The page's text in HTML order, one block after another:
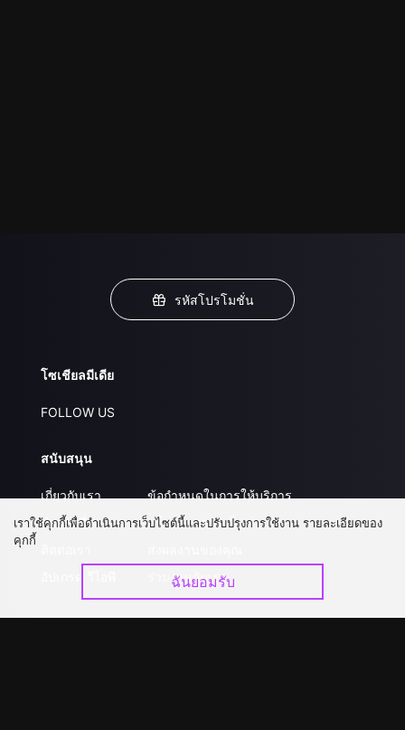
รหัสโปรโมชั่น
โซเชียลมีเดีย
FOLLOW US
สนับสนุน
เกี่ยวกับเรา
คำถามที่พบบ่อย
ข้อกำหนดในการให้บริการ
นโยบายความเป็นส่วนตัว
ร่วมงานกับเรา
เราใช้คุกกี้เพื่อดำเนินการเว็บไซต์นี้และปรับปรุงการใช้งาน รายละเอียดของ
คุกกี้
ฉันยอมรับ